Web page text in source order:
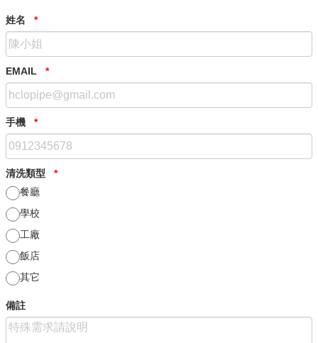
姓名 *
EMAIL *
手機 *
清洗類型 *
餐廳
學校
工廠
飯店
其它
備註